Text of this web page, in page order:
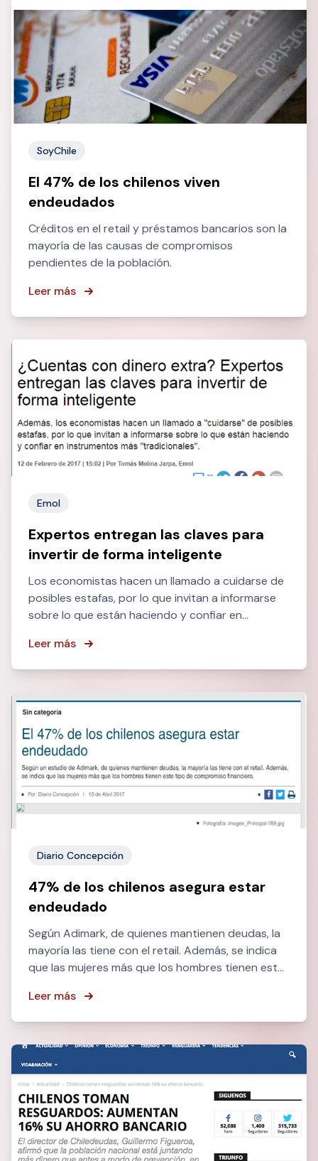
SoyChile
El 47% de los chilenos viven
endeudados
Créditos en el retail y préstamos bancarios son la
mayoría de las causas de compromisos
pendientes de la población.
Leer más
Emol
Expertos entregan las claves para
invertir de forma inteligente
Los economistas hacen un llamado a cuidarse de
posibles estafas, por lo que invitan a informarse
sobre lo que están haciendo y confiar en
Leer más
Diario Concepción
47% de los chilenos asegura estar
endeudado
Según Adimark, de quienes mantienen deudas, la
mayoría las tiene con el retail. Además, se indica
que las mujeres más que los hombres tienen este
Leer más